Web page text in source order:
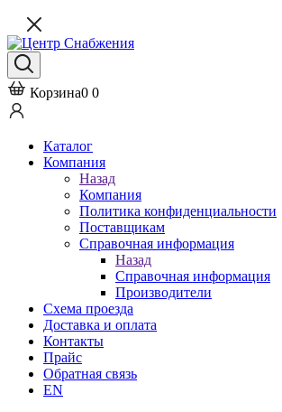
Корзина0 0
Каталог
Компания
Назад
Компания
Политика конфиденциальности
Поставщикам
Справочная информация
Назад
Справочная информация
Производители
Схема проезда
Доставка и оплата
Контакты
Прайс
Обратная связь
EN